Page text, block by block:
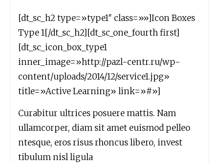
[dt_sc_h2 type=»type1″ class=»»]Icon Boxes
Type 1[/dt_sc_h2][dt_sc_one_fourth first]
[dt_sc_icon_box_type1
inner_image=»http://pazl-centr.ru/wp-
content/uploads/2014/12/service1.jpg»
title=»Active Learning» link=»#»]
Curabitur ultrices posuere mattis. Nam
ullamcorper, diam sit amet euismod pelleo
ntesque, eros risus rhoncus libero, invest
tibulum nisl ligula